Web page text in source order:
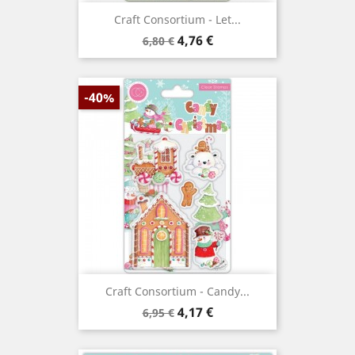
Craft Consortium - Let...
Prix
de
6,80 € Prix
4,76 €
Craft Consortium - Candy...
Prix
de
6,95 € Prix
4,17 €
-40%